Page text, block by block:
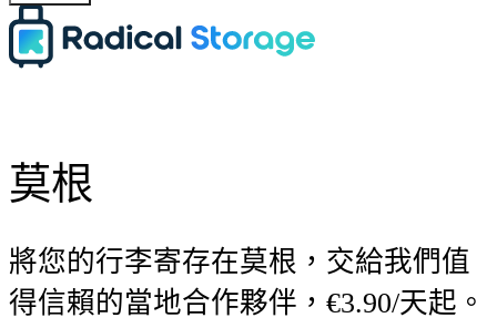
莫根
將您的行李寄存在莫根，交給我們值
得信賴的當地合作夥伴，€3.90/天起。